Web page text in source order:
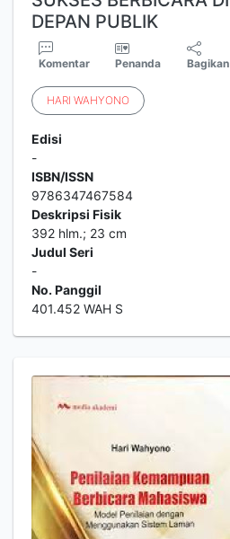
DEPAN PUBLIK
Komentar Penanda Bagikan
HARI WAHYONO
Edisi
-
ISBN/ISSN
9786347467584
Deskripsi Fisik
392 hlm.; 23 cm
Judul Seri
-
No. Panggil
401.452 WAH S